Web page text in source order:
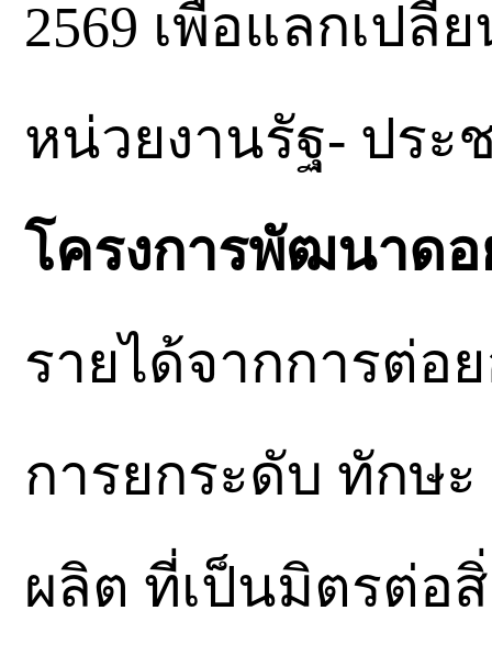
2569 เพื่อแลกเปลี่
หน่วยงานรัฐ- ปร
โครงการพัฒนาดอ
รายได้จากการต่
การยกระดับ ทักษ
ผลิต ที่เป็นมิตรต่อ